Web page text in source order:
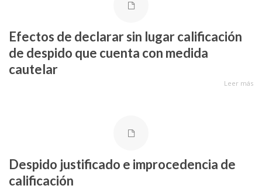
Efectos de declarar sin lugar calificación
de despido que cuenta con medida
cautelar
Leer más
Despido justificado e improcedencia de
calificación